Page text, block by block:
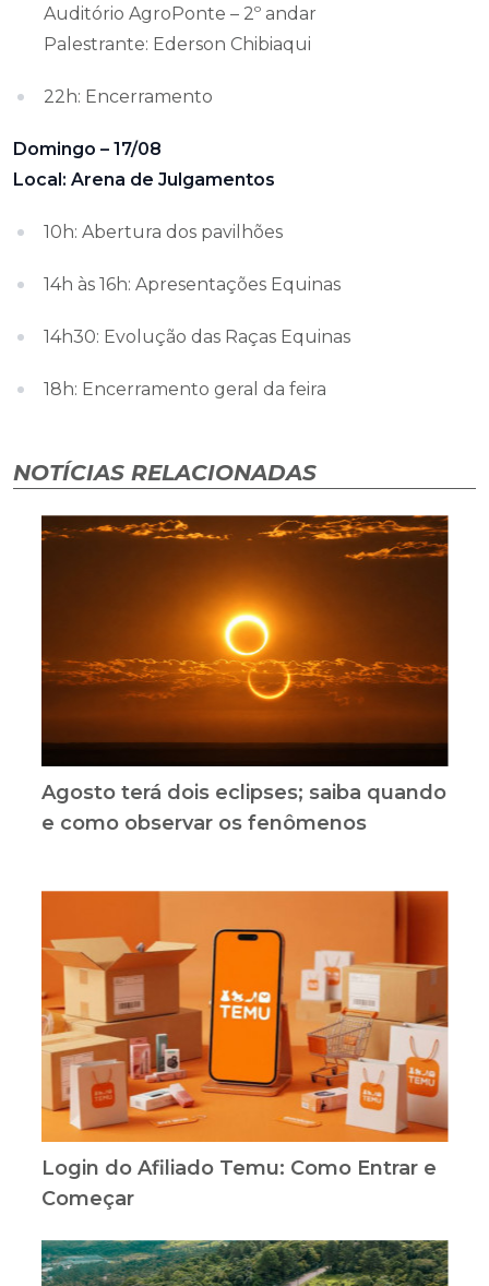
Auditório AgroPonte – 2º andar
Palestrante: Ederson Chibiaqui
22h: Encerramento
Domingo – 17/08
Local: Arena de Julgamentos
10h: Abertura dos pavilhões
14h às 16h: Apresentações Equinas
14h30: Evolução das Raças Equinas
18h: Encerramento geral da feira
NOTÍCIAS RELACIONADAS
Agosto terá dois eclipses; saiba quando
e como observar os fenômenos
Login do Afiliado Temu: Como Entrar e
Começar